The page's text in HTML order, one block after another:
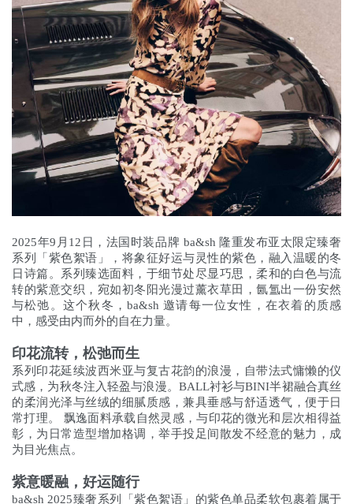
2025年9月12日，法国时装品牌 ba&sh 隆重发布亚太限定臻奢
系列「紫色絮语」，将象征好运与灵性的紫色，融入温暖的冬
日诗篇。系列臻选面料，于细节处尽显巧思，柔和的白色与流
转的紫意交织，宛如初冬阳光漫过薰衣草田，氤氲出一份安然
与松弛。这个秋冬，ba&sh 邀请每一位女性，在衣着的质感
中，感受由内而外的自在力量。
印花流转，松弛而生
系列印花延续波西米亚与复古花韵的浪漫，自带法式慵懒的仪
式感，为秋冬注入轻盈与浪漫。BALL衬衫与BINI半裙融合真丝
的柔润光泽与丝绒的细腻质感，兼具垂感与舒适透气，便于日
常打理。 飘逸面料承载自然灵感，与印花的微光和层次相得益
彰，为日常造型增加格调，举手投足间散发不经意的魅力，成
为目光焦点。
紫意暖融，好运随行
ba&sh 2025臻奢系列「紫色絮语」的紫色单品柔软包裹着属于